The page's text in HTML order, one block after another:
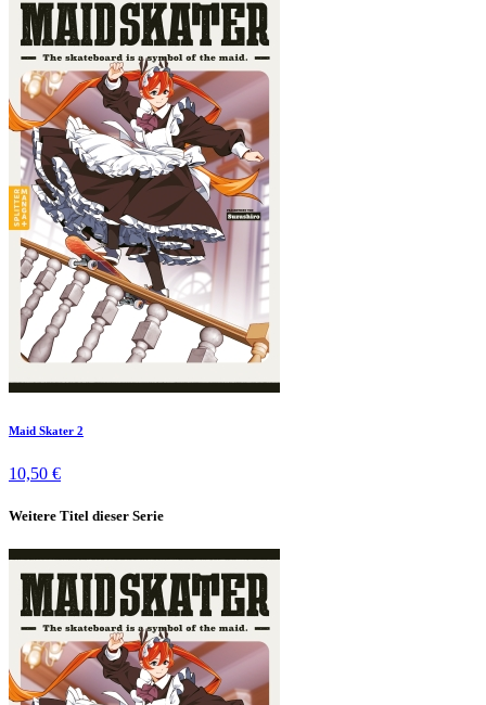
Maid Skater 2
10,50 €
Weitere Titel dieser Serie